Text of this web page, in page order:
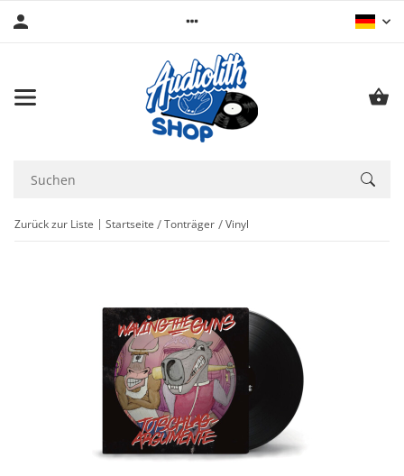
Zurück zur Liste Startseite Tonträger Vinyl